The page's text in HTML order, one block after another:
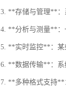
3. **存储与管理**：
4. **分析与测量**：
5. **实时监控**：某
6. **数据传输**：系
7. **多种格式支持**